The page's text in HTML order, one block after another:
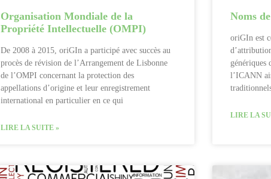
Organisation Mondiale de la
Propriété Intellectuelle (OMPI)
De 2008 à 2015, oriGIn a participé avec succès au
procès de révision de l’Arrangement de Lisbonne
de l’OMPI concernant la protection des
appellations d’origine et leur enregistrement
international en particulier en ce qui
LIRE LA SUITE »
Noms
oriGIn est
génériques
l’ICANN
LIRE LA